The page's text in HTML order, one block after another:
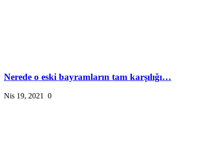
Nerede o eski bayramların tam karşılığı…
Nis 19, 2021 0